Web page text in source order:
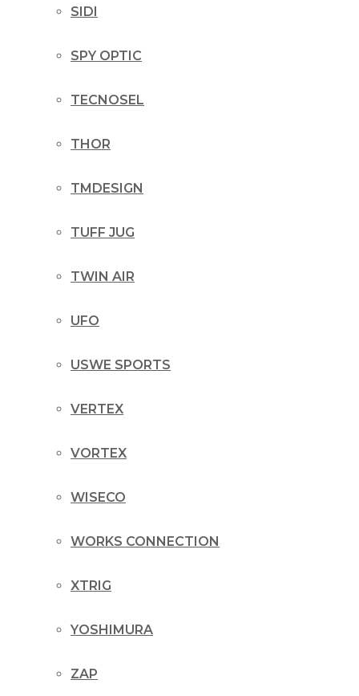
SIDI
SPY OPTIC
TECNOSEL
THOR
TMDESIGN
TUFF JUG
TWIN AIR
UFO
USWE SPORTS
VERTEX
VORTEX
WISECO
WORKS CONNECTION
XTRIG
YOSHIMURA
ZAP